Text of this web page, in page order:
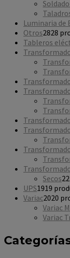
Luminaria de
Otros2828
Tableros
Secos2
UPS1919
Variac2020
Variac
Variac